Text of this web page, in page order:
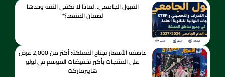
القبول الجامعي.. لماذا لا تكفي الثقة وحدها
لضمان المقعد؟*
عاصفة الأسعار تجتاح المملكة: أكثر من 2,000 عرض
على المنتجات بأكبر تخفيضات الموسم في لولو
هايبرماركت